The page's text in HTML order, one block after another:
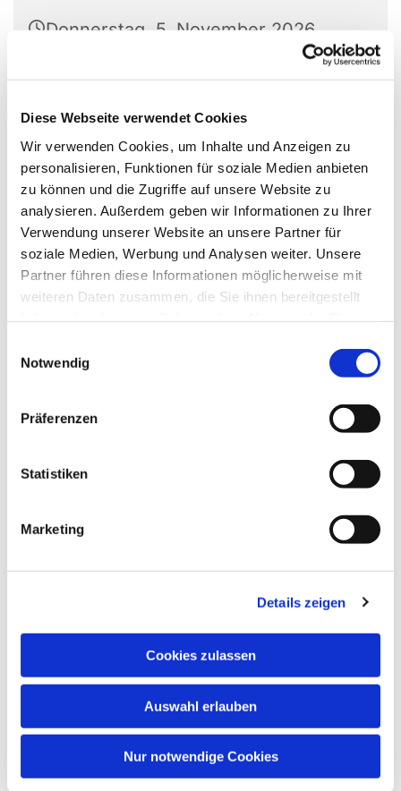
Diese Webseite verwendet Cookies
Wir verwenden Cookies, um Inhalte und Anzeigen zu
personalisieren, Funktionen für soziale Medien anbieten
zu können und die Zugriffe auf unsere Website zu
analysieren. Außerdem geben wir Informationen zu Ihrer
Verwendung unserer Website an unsere Partner für
soziale Medien, Werbung und Analysen weiter. Unsere
Partner führen diese Informationen möglicherweise mit
weiteren Daten zusammen, die Sie ihnen bereitgestellt
Notwendig
Präferenzen
Statistiken
Marketing
Details zeigen
Cookies zulassen
Auswahl erlauben
Nur notwendige Cookies
Donnerstag, 5. November 2026,
Ökumenisches Team
Dies könnte Sie auch
interessieren